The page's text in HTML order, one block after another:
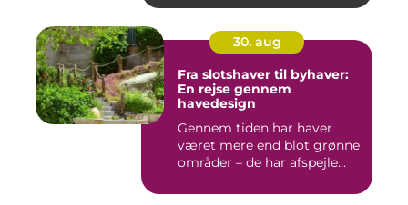
30. aug
Fra slotshaver til byhaver:
En rejse gennem
havedesign
Gennem tiden har haver
været mere end blot grønne
områder – de har afspejle...